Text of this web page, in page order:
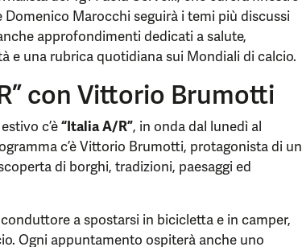
Marocchi seguirà i temi più discussi
approfondimenti dedicati a salute,
e una rubrica quotidiana sui Mondiali di calcio.
con Vittorio Brumotti
c’è“Italia A/R”, in onda dal lunedì al
c’è Vittorio Brumotti, protagonista di un
di borghi, tradizioni, paesaggi ed
a spostarsi in bicicletta e in camper,
Ogni appuntamento ospiterà anche uno